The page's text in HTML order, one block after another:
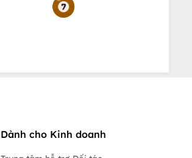
Dành cho Kinh doanh